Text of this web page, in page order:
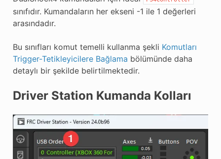
sınıfıdır. Kumandaların her ekseni -1 ile 1 değerleri
arasındadır.
Bu sınıfları komut temelli kullanma şekli Komutları
Trigger-Tetikleyicilere Bağlama bölümünde daha
detaylı bir şekilde belirtilmektedir.
Driver Station Kumanda Kolları